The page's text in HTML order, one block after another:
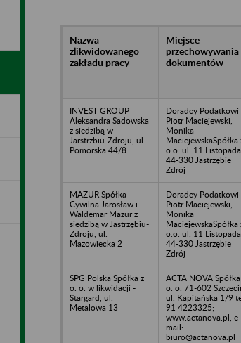
Nazwa
zlikwidowanego
zakładu pracy
Miejsce
przechowywania
dokumentów
INVEST GROUP
Aleksandra Sadowska
z siedzibą w
Jarstrżbiu-Zdroju, ul.
Pomorska 44/8
Doradcy Podatkowi
Piotr Maciejewski,
Monika
MaciejewskaSpółka
o.o. ul. 11
44-330 Jastrzębie
Zdrój
MAZUR Spółka
Cywilna Jarosław i
Waldemar Mazur z
siedzibą w Jastrzębiu-
Zdroju, ul.
Mazowiecka 2
Doradcy Podatkowi
Piotr Maciejewski,
Monika
MaciejewskaSpółka
o.o. ul. 11
44-330 Jastrzębie
Zdrój
SPG Polska Spółka z
o. o. w likwidacji -
Stargard, ul.
Metalowa 13
ACTA NOVA
o. o. 71-602
ul. Kapitańska 1/9
91 4223325;
www.actanova.pl, e-
mail:
biuro@actanova.pl